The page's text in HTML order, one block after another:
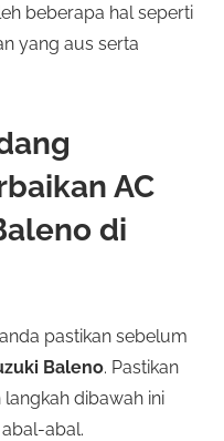
beberapa hal seperti
yang aus serta
AC
di
pastikan sebelum
Baleno. Pastikan
dibawah ini
abal.